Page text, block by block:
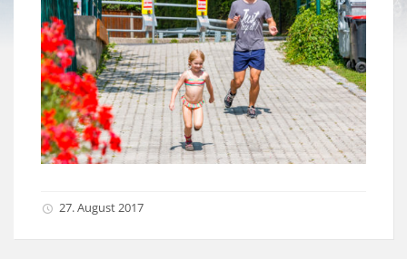
27. August 2017